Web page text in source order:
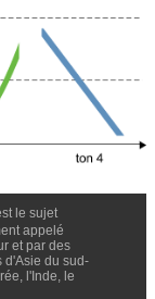
le sujet
appelé
et par des
d'Asie du sud-
l'Inde, le